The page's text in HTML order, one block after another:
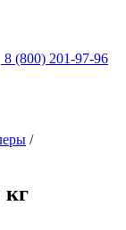
8 (800) 201-97-96
/
кг